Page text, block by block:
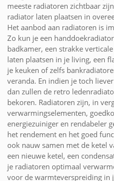
meeste radiatoren zichtbaar
radiator laten plaatsen in
Het aanbod aan radiatoren is
Zo kun je een
badkamer, een strakke
laten plaatsen in je living, een
je keuken of zelfs
veranda. En indien je toch
dan zullen de retro
bekoren. Radiatoren zijn, in
verwarmingselementen,
energiezuiniger en rendabeler
het rendement en het goed
ook nauw samen met de ketel
een nieuwe ketel, een
je radiatoren optimaal
voor de warmteverspreiding in